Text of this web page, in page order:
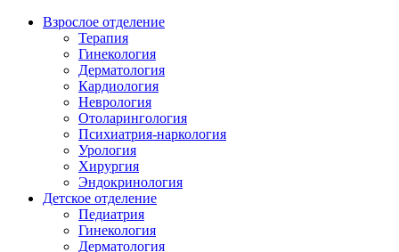
Взрослое отделение
Терапия
Гинекология
Дерматология
Кардиология
Неврология
Отоларингология
Психиатрия-наркология
Урология
Хирургия
Эндокринология
Детское отделение
Педиатрия
Гинекология
Дерматология